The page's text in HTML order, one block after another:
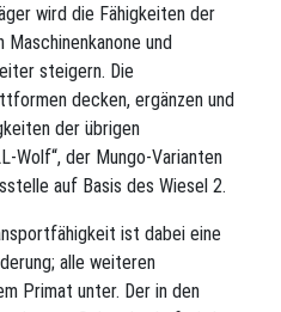
wird die Fähigkeiten der
und
steigern. Die
decken, ergänzen und
der übrigen
Wolf“, der Mungo-Varianten
auf Basis des Wiesel 2.
ist dabei eine
alle weiteren
Primat unter. Der in den